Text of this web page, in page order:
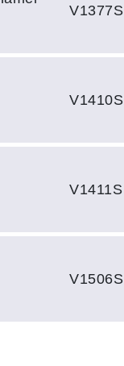
V1377S
V1410S
V1411S
V1506S